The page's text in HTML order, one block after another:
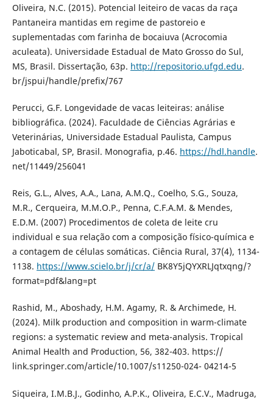
Oliveira, N.C. (2015). Potencial leiteiro de vacas da raça
Pantaneira mantidas em regime de pastoreio e
suplementadas com farinha de bocaiuva (Acrocomia
aculeata). Universidade Estadual de Mato Grosso do Sul,
MS, Brasil. Dissertação, 63p. http://repositorio.ufgd.edu.
br/jspui/handle/prefix/767
Perucci, G.F. Longevidade de vacas leiteiras: análise
bibliográfica. (2024). Faculdade de Ciências Agrárias e
Veterinárias, Universidade Estadual Paulista, Campus
Jaboticabal, SP, Brasil. Monografia, p.46. https://hdl.handle.
net/11449/256041
Reis, G.L., Alves, A.A., Lana, A.M.Q., Coelho, S.G., Souza,
M.R., Cerqueira, M.M.O.P., Penna, C.F.A.M. & Mendes,
E.D.M. (2007) Procedimentos de coleta de leite cru
individual e sua relação com a composição físico-química e
a contagem de células somáticas. Ciência Rural, 37(4), 1134-
1138. https://www.scielo.br/j/cr/a/BK8Y5jQYXRLJqtxqng/?
format=pdf&lang=pt
Rashid, M., Aboshady, H.M. Agamy, R. & Archimede, H.
(2024). Milk production and composition in warm-climate
regions: a systematic review and meta-analysis. Tropical
Animal Health and Production, 56, 382-403. https://
link.springer.com/article/10.1007/s11250-024- 04214-5
Siqueira, I.M.B.J., Godinho, A.P.K., Oliveira, E.C.V., Madruga,